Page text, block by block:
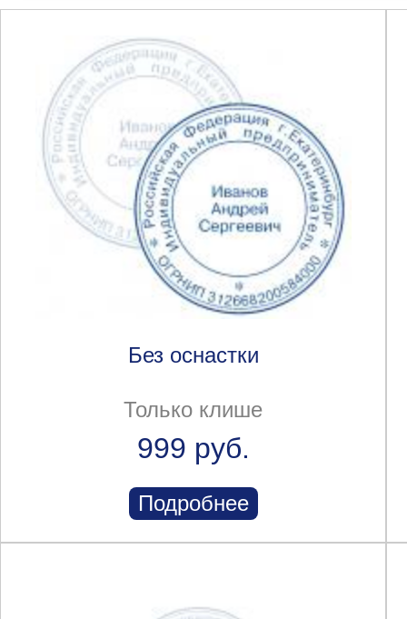
Без оснастки
Только клише
999 руб.
Подробнее